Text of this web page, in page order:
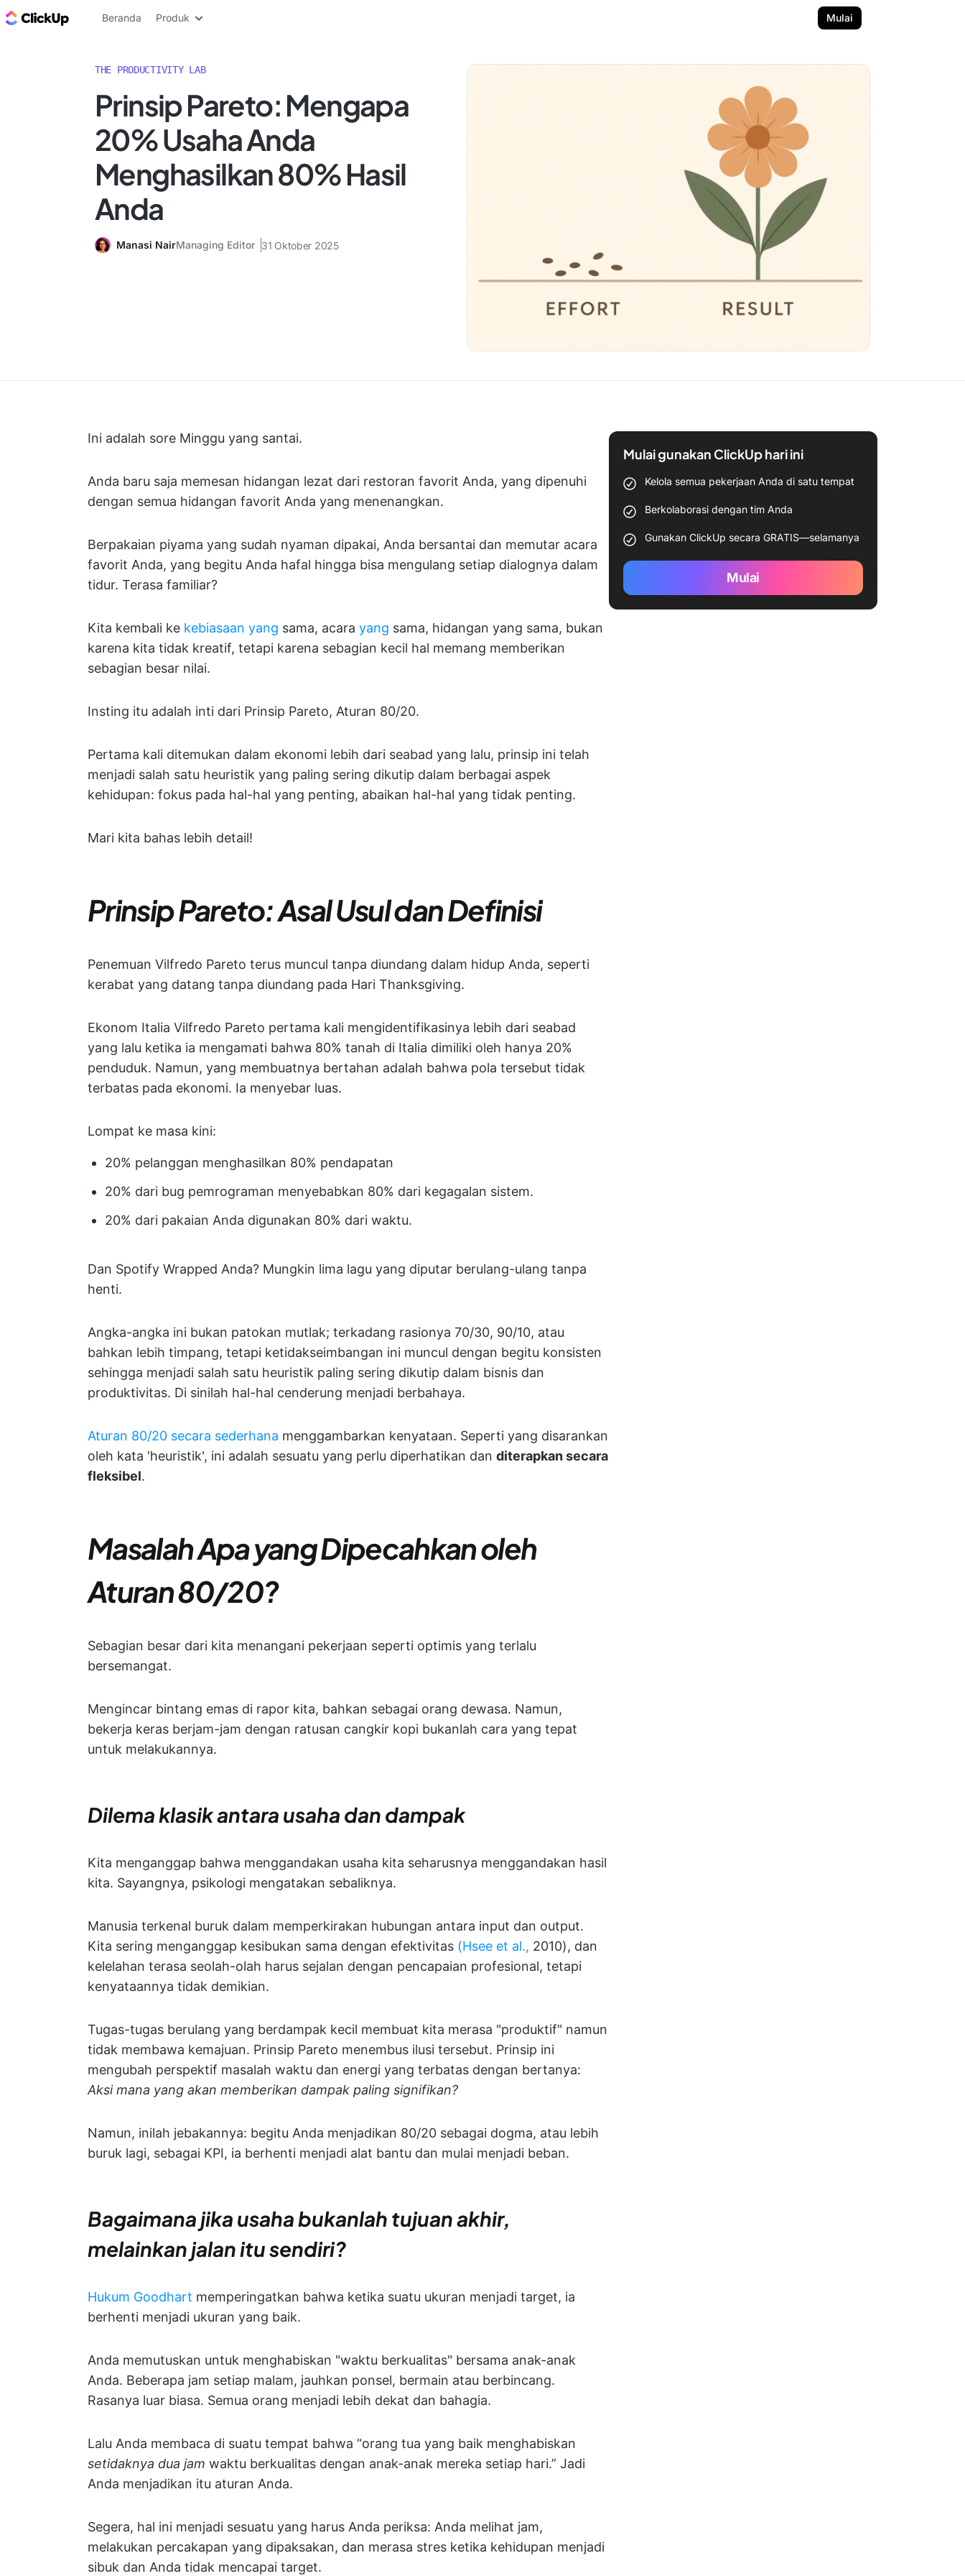
Blog ClickUp
Beranda Produk Mulai
THE PRODUCTIVITY LAB
Prinsip Pareto: Mengapa
20% Usaha Anda
Menghasilkan 80% Hasil
Anda
Manasi NairManaging Editor 31 Oktober 2025
Ini adalah sore Minggu yang santai.
Anda baru saja memesan hidangan lezat dari restoran favorit Anda, yang dipenuhi
dengan semua hidangan favorit Anda yang menenangkan.
Berpakaian piyama yang sudah nyaman dipakai, Anda bersantai dan memutar acara
favorit Anda, yang begitu Anda hafal hingga bisa mengulang setiap dialognya dalam
tidur. Terasa familiar?
Kita kembali ke kebiasaan yang sama, acara yang sama, hidangan yang sama, bukan
karena kita tidak kreatif, tetapi karena sebagian kecil hal memang memberikan
sebagian besar nilai.
Insting itu adalah inti dari Prinsip Pareto, Aturan 80/20.
Pertama kali ditemukan dalam ekonomi lebih dari seabad yang lalu, prinsip ini telah
menjadi salah satu heuristik yang paling sering dikutip dalam berbagai aspek
kehidupan: fokus pada hal-hal yang penting, abaikan hal-hal yang tidak penting.
Mari kita bahas lebih detail!
Prinsip Pareto: Asal Usul dan Definisi
Penemuan Vilfredo Pareto terus muncul tanpa diundang dalam hidup Anda, seperti
kerabat yang datang tanpa diundang pada Hari Thanksgiving.
Ekonom Italia Vilfredo Pareto pertama kali mengidentifikasinya lebih dari seabad
yang lalu ketika ia mengamati bahwa 80% tanah di Italia dimiliki oleh hanya 20%
penduduk. Namun, yang membuatnya bertahan adalah bahwa pola tersebut tidak
terbatas pada ekonomi. Ia menyebar luas.
Lompat ke masa kini:
20% pelanggan menghasilkan 80% pendapatan
20% dari bug pemrograman menyebabkan 80% dari kegagalan sistem.
20% dari pakaian Anda digunakan 80% dari waktu.
Dan Spotify Wrapped Anda? Mungkin lima lagu yang diputar berulang-ulang tanpa
henti.
Angka-angka ini bukan patokan mutlak; terkadang rasionya 70/30, 90/10, atau
bahkan lebih timpang, tetapi ketidakseimbangan ini muncul dengan begitu konsisten
sehingga menjadi salah satu heuristik paling sering dikutip dalam bisnis dan
produktivitas. Di sinilah hal-hal cenderung menjadi berbahaya.
Aturan 80/20 secara sederhana menggambarkan kenyataan. Seperti yang disarankan
oleh kata 'heuristik', ini adalah sesuatu yang perlu diperhatikan dan diterapkan secara
fleksibel.
Masalah Apa yang Dipecahkan oleh
Aturan 80/20?
Sebagian besar dari kita menangani pekerjaan seperti optimis yang terlalu
bersemangat.
Mengincar bintang emas di rapor kita, bahkan sebagai orang dewasa. Namun,
bekerja keras berjam-jam dengan ratusan cangkir kopi bukanlah cara yang tepat
untuk melakukannya.
Dilema klasik antara usaha dan dampak
Kita menganggap bahwa menggandakan usaha kita seharusnya menggandakan hasil
kita. Sayangnya, psikologi mengatakan sebaliknya.
Manusia terkenal buruk dalam memperkirakan hubungan antara input dan output.
Kita sering menganggap kesibukan sama dengan efektivitas (Hsee et al., 2010), dan
kelelahan terasa seolah-olah harus sejalan dengan pencapaian profesional, tetapi
kenyataannya tidak demikian.
Tugas-tugas berulang yang berdampak kecil membuat kita merasa "produktif" namun
tidak membawa kemajuan. Prinsip Pareto menembus ilusi tersebut. Prinsip ini
mengubah perspektif masalah waktu dan energi yang terbatas dengan bertanya:
Aksi mana yang akan memberikan dampak paling signifikan?
Namun, inilah jebakannya: begitu Anda menjadikan 80/20 sebagai dogma, atau lebih
buruk lagi, sebagai KPI, ia berhenti menjadi alat bantu dan mulai menjadi beban.
Bagaimana jika usaha bukanlah tujuan akhir,
melainkan jalan itu sendiri?
Hukum Goodhart memperingatkan bahwa ketika suatu ukuran menjadi target, ia
berhenti menjadi ukuran yang baik.
Anda memutuskan untuk menghabiskan "waktu berkualitas" bersama anak-anak
Anda. Beberapa jam setiap malam, jauhkan ponsel, bermain atau berbincang.
Rasanya luar biasa. Semua orang menjadi lebih dekat dan bahagia.
Lalu Anda membaca di suatu tempat bahwa “orang tua yang baik menghabiskan
setidaknya dua jam waktu berkualitas dengan anak-anak mereka setiap hari.” Jadi
Anda menjadikan itu aturan Anda.
Segera, hal ini menjadi sesuatu yang harus Anda periksa: Anda melihat jam,
melakukan percakapan yang dipaksakan, dan merasa stres ketika kehidupan menjadi
sibuk dan Anda tidak mencapai target.
Mulai gunakan ClickUp hari ini
Kelola semua pekerjaan Anda di satu tempat
Berkolaborasi dengan tim Anda
Gunakan ClickUp secara GRATIS—selamanya
Mulai